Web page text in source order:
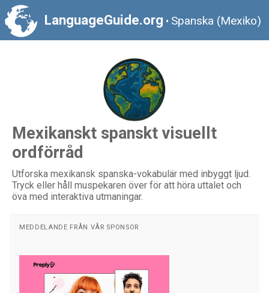
LanguageGuide.org • Spanska (Mexiko)
Mexikanskt spanskt visuellt
ordförråd
Utforska mexikansk spanska-vokabulär med inbyggt ljud.
Tryck eller håll muspekaren över för att höra uttalet och
öva med interaktiva utmaningar.
MEDDELANDE FRÅN VÅR SPONSOR